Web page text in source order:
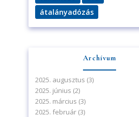
átalányadózás
Archívum
2025. augusztus (3)
2025. június (2)
2025. március (3)
2025. február(3)